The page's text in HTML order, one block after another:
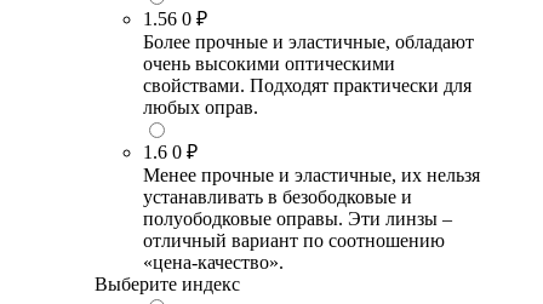
1.56 0 ₽
Более прочные и эластичные, обладают
очень высокими оптическими
свойствами. Подходят практически для
любых оправ.
1.6 0 ₽
Менее прочные и эластичные, их нельзя
устанавливать в безободковые и
полуободковые оправы. Эти линзы –
отличный вариант по соотношению
«цена-качество».
Выберите индекс